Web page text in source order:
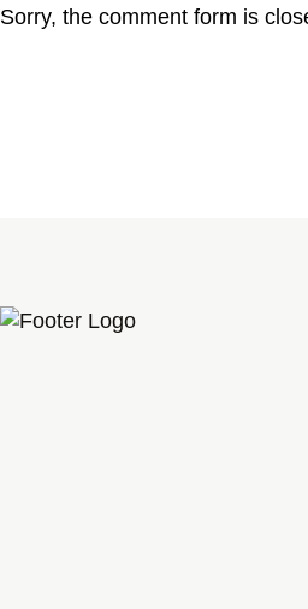
Sorry, the comment form is